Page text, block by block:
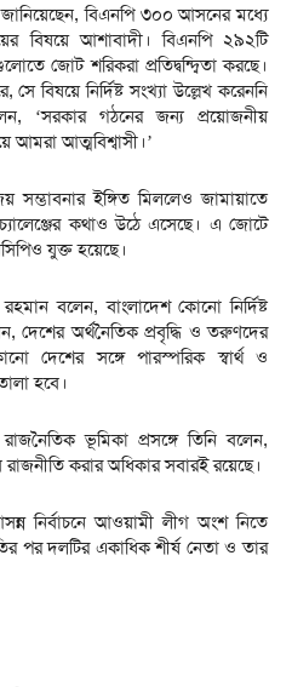
জানিয়েছেন, বিএনপি ৩০০ আসনের মধ্যে
বিষয়ে আশাবাদী। বিএনপি ২৯২টি
জোট শরিকরা প্রতিদ্বন্দ্বিতা করছে।
বিষয়ে নির্দিষ্ট সংখ্যা উল্লেখ করেননি
‘সরকার গঠনের জন্য প্রয়োজনীয়
আমরা আত্মবিশ্বাসী।’
ইঙ্গিত মিললেও জামায়াতে
কথাও উঠে এসেছে। এ জোটে
যুক্ত হয়েছে।
বলেন, বাংলাদেশ কোনো নির্দিষ্ট
দেশের অর্থনৈতিক প্রবৃদ্ধি ও তরুণদের
দেশের সঙ্গে পারস্পরিক স্বার্থ ও
হবে।
ভূমিকা প্রসঙ্গে তিনি বলেন,
করার অধিকার সবারই রয়েছে।
নির্বাচনে আওয়ামী লীগ অংশ নিতে
পর দলটির একাধিক শীর্ষ নেতা ও তার